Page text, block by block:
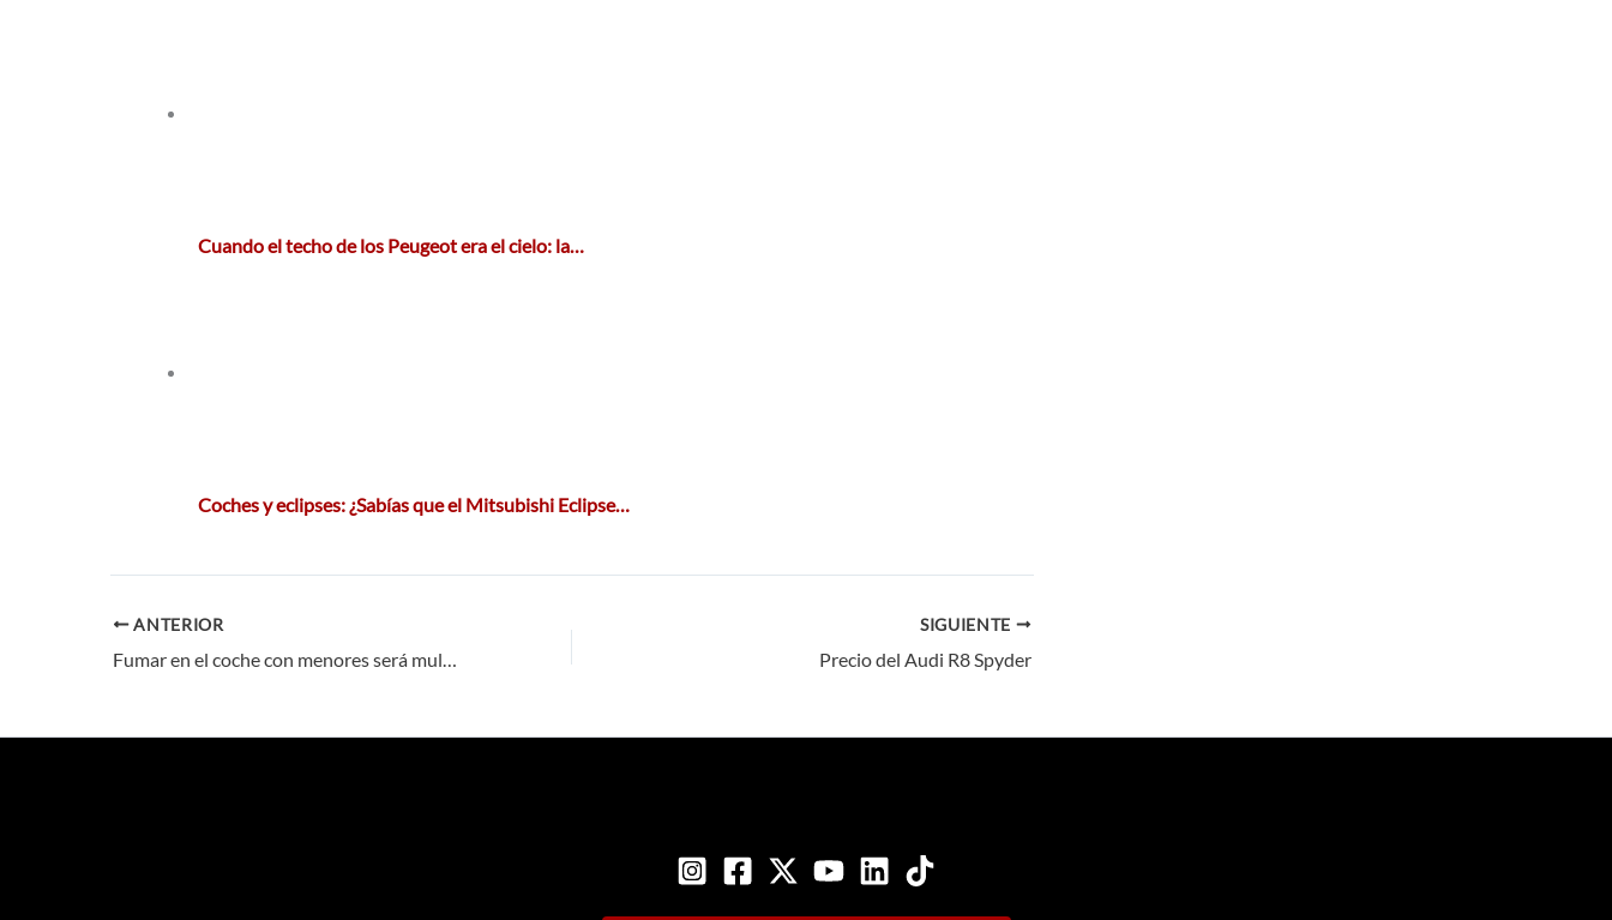
Cuando el techo de los Peugeot era el cielo: la…
Coches y eclipses: ¿Sabías que el Mitsubishi Eclipse…
ANTERIOR SIGUIENTE
Precio del Audi R8 Spyder